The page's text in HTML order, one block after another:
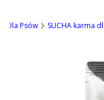
Dla Psów SUCHA karma